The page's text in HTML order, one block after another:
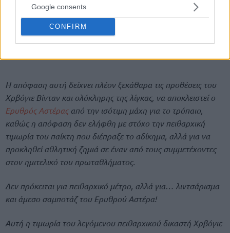
Google consents
CONFIRM
Η απόφαση αυτή δείχνει πλέον ξεκάθαρα τις προθέσεις του
Χρβόγιε Βίνταν και ολόκληρης της λίγκας, να αποκλειστεί ο
Ερυθρός Αστέραςαπό την ισότιμη μάχη για το τρόπαιο,
καθώς η απόφαση δεν ελήφθη με στόχο την πειθαρχική
τιμωρία του παίκτη που διέπραξε το αδίκημα, αλλά για να
προκληθεί αθλητική ζημιά σε έναν από τους συμμετέχοντες
στον ημιτελικό του πρωταθλήματος.
Δεν πρόκειται για πειθαρχικό μέτρo, αλλά για… λιντσάρισμα
και άμεσο σαμποτάζ του Ερυθρού Αστέρα!
Αυτή η τιμωρία του λεγόμενου πειθαρχικού δικαστή Χρβόγιε